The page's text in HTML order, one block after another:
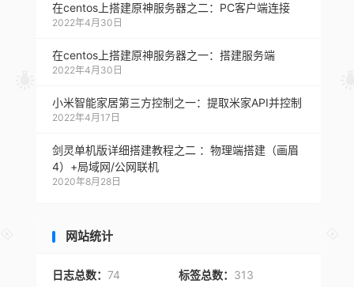
在centos上搭建原神服务器之二：PC客户端连接
2022年4月30日
在centos上搭建原神服务器之一：搭建服务端
2022年4月30日
小米智能家居第三方控制之一：提取米家API并控制
2022年4月17日
剑灵单机版详细搭建教程之二 ：物理端搭建（画眉
4）+局域网/公网联机
2020年8月28日
网站统计
日志总数： 74 标签总数： 313